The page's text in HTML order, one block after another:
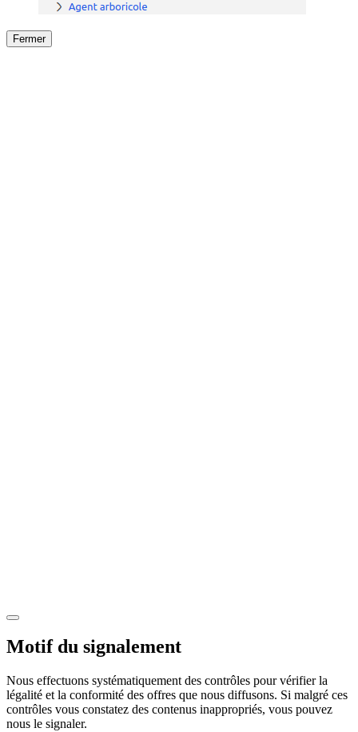
Fermer
Motif du signalement
Nous effectuons systématiquement des contrôles pour vérifier la
légalité et la conformité des offres que nous diffusons. Si malgré ces
contrôles vous constatez des contenus inappropriés, vous pouvez
nous le signaler.